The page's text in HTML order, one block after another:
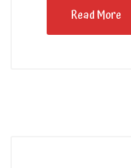
Read More